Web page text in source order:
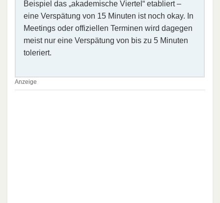
Beispiel das „akademische Viertel“ etabliert –
eine Verspätung von 15 Minuten ist noch okay. In
Meetings oder offiziellen Terminen wird dagegen
meist nur eine Verspätung von bis zu 5 Minuten
toleriert.
Anzeige